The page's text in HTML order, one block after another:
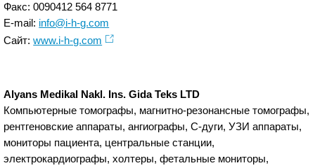
Факс: 0090412 564 8771
E-mail: info@i-h-g.com
Сайт:www.i-h-g.com
Alyans Medikal Nakl. Ins. Gida Teks LTD
Компьютерные томографы, магнитно-резонансные томографы,
рентгеновские аппараты, ангиографы, С-дуги, УЗИ аппараты,
мониторы пациента, центральные станции,
электрокардиографы, холтеры, фетальные мониторы,